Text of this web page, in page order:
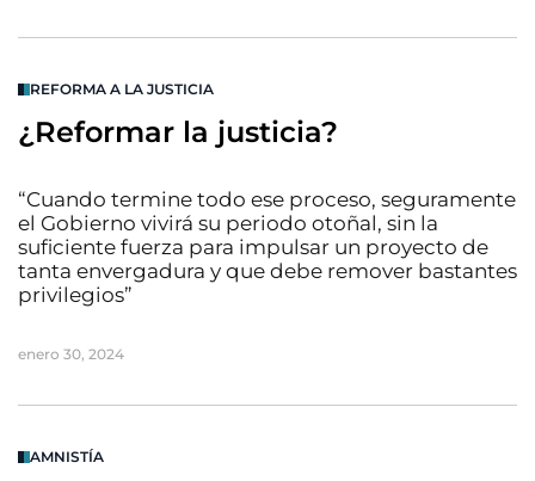
REFORMA A LA JUSTICIA
¿Reformar la justicia?
“Cuando termine todo ese proceso, seguramente
el Gobierno vivirá su periodo otoñal, sin la
suficiente fuerza para impulsar un proyecto de
tanta envergadura y que debe remover bastantes
privilegios”
enero 30, 2024
AMNISTÍA